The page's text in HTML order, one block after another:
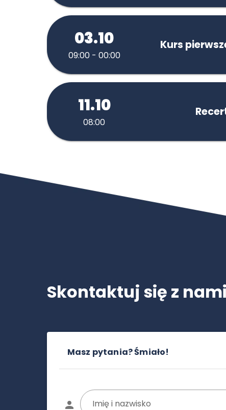
03.10
09:00 - 00:00
Kurs
11.10
08:00
Skontaktuj się z nami
Masz pytania? Śmiało!
Imię i nazwisko